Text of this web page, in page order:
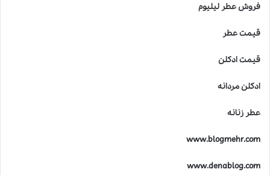
فروش عطر لیلیوم
قیمت عطر
قیمت ادکلن
ادکلن مردانه
عطر زنانه
www.blogmehr.com
www.denablog.com